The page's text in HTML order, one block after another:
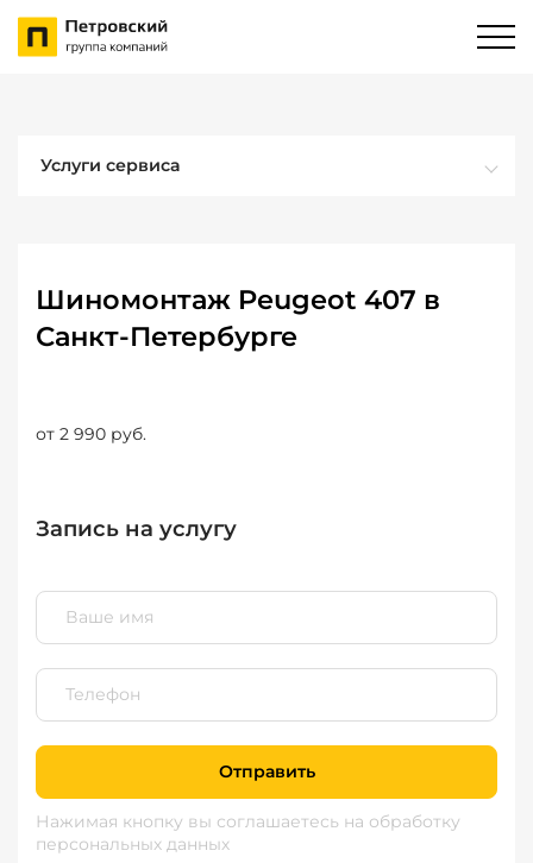
Услуги сервиса
Шиномонтаж Peugeot 407 в
Санкт-Петербурге
от 2 990 руб.
Запись на услугу
Отправить
Нажимая кнопку вы соглашаетесь на обработку
персональных данных